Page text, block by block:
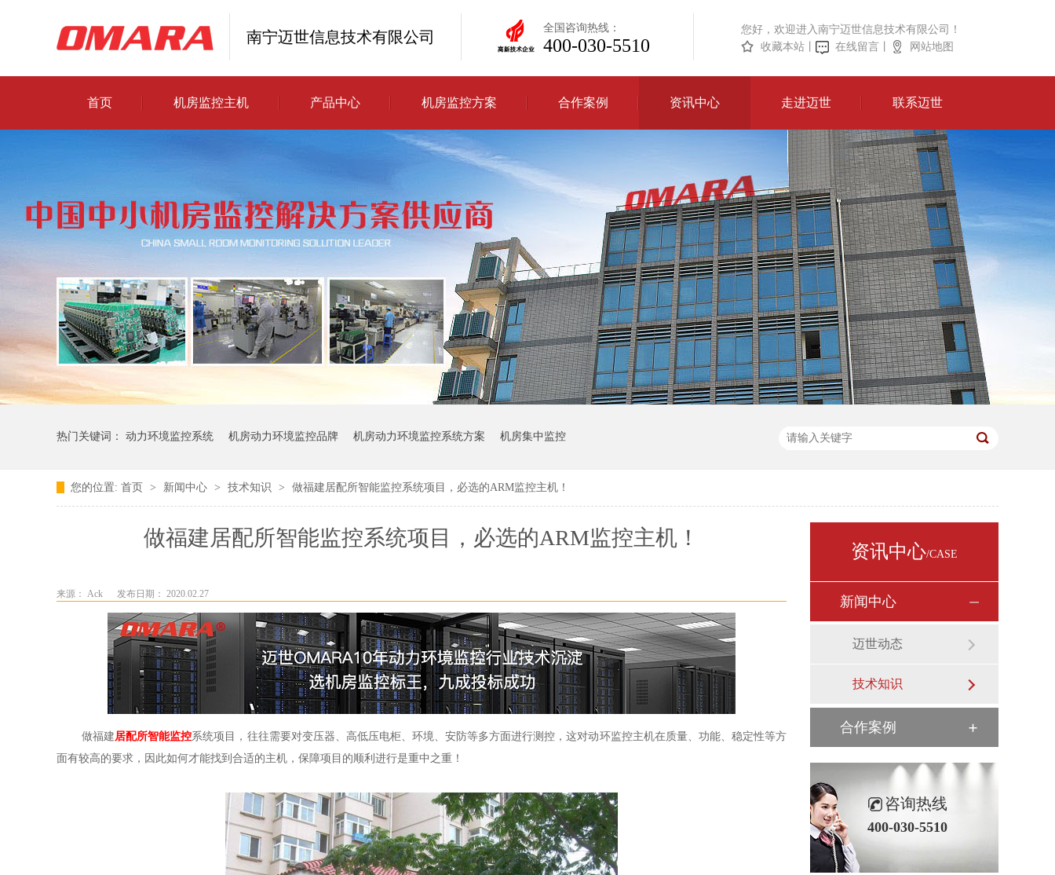
南宁迈世信息技术有限公司
全国咨询热线：
400-030-5510
您好，欢迎进入南宁迈世信息技术有限公司！
收藏本站
在线留言 网站地图
首页 机房监控主机 产品中心 机房监控方案 合作案例 资讯中心 走进迈世 联系迈世
热门关键词： 动力环境监控系统 机房动力环境监控品牌 机房动力环境监控系统方案 机房集中监控
您的位置: 首页 > 新闻中心 > 技术知识 > 做福建居配所智能监控系统项目，必选的ARM监控主机！
做福建居配所智能监控系统项目，必选的ARM监控主机！
来源： Ack 发布日期： 2020.02.27
做福建居配所智能监控系统项目，往往需要对变压器、高低压电柜、环境、安防等多方面进行测控，这对动环监控主机在质量、功能、稳定性等方
面有较高的要求，因此如何才能找到合适的主机，保障项目的顺利进行是重中之重！
资讯中心/CASE
新闻中心
迈世动态
技术知识
合作案例
咨询热线
400-030-5510